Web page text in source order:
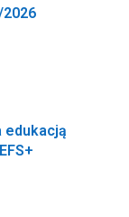
edukacją